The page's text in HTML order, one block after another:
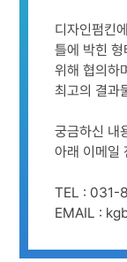
디자인펌킨
틀에 박힌
위해 협의하
최고의 결과
궁금하신 내
아래 이메일
TEL : 031-
EMAIL :